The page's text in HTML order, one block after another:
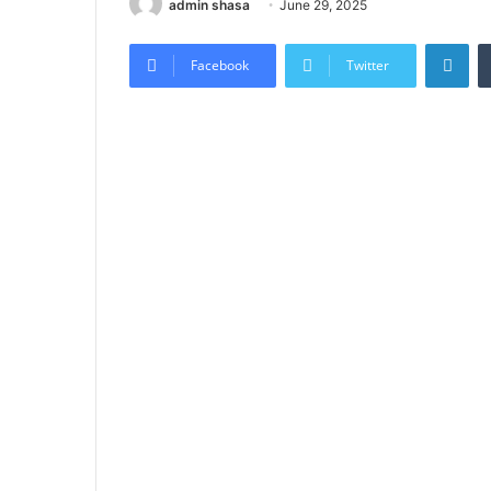
admin shasa June 29, 2025
Facebook Twitter